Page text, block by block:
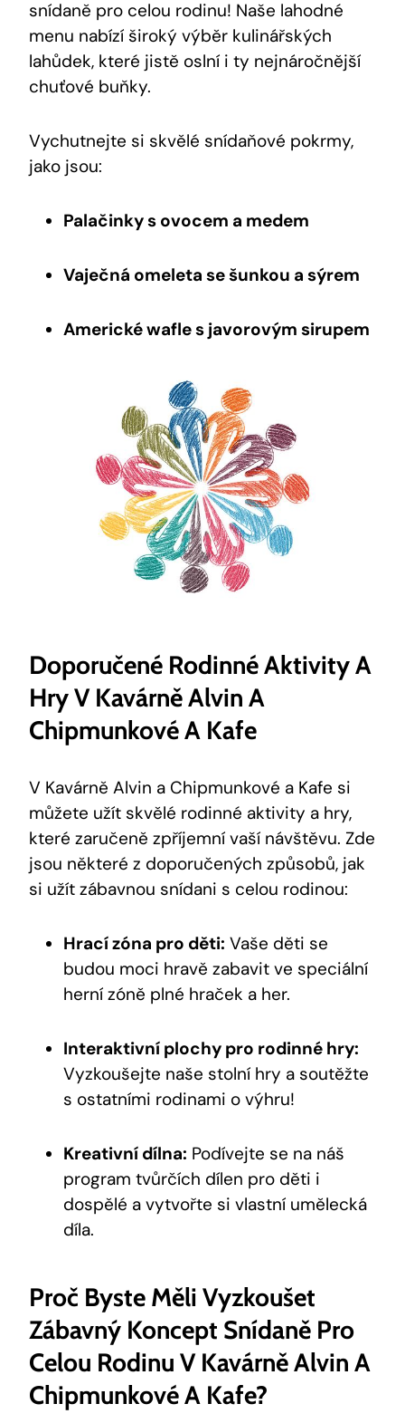
snídaně pro celou rodinu! Naše lahodné
menu nabízí široký výběr kulinářských
lahůdek, které jistě oslní i ty nejnáročnější
chuťové buňky.
Vychutnejte si skvělé snídaňové pokrmy,
jako jsou:
Palačinky s ovocem a medem
Vaječná omeleta se šunkou a sýrem
Americké wafle s javorovým sirupem
Doporučené Rodinné Aktivity A
Hry V Kavárně Alvin A
Chipmunkové A Kafe
V Kavárně Alvin a Chipmunkové a Kafe si
můžete užít skvělé rodinné aktivity a hry,
které zaručeně zpříjemní vaší návštěvu. Zde
jsou některé z doporučených způsobů, jak
si užít zábavnou snídani s celou rodinou:
Hrací zóna pro děti: Vaše děti se
budou moci hravě zabavit ve speciální
herní zóně plné hraček a her.
Interaktivní plochy pro rodinné hry:
Vyzkoušejte naše stolní hry a soutěžte
s ostatními rodinami o výhru!
Kreativní dílna: Podívejte se na náš
program tvůrčích dílen pro děti i
dospělé a vytvořte si vlastní umělecká
díla.
Proč Byste Měli Vyzkoušet
Zábavný Koncept Snídaně Pro
Celou Rodinu V Kavárně Alvin A
Chipmunkové A Kafe?